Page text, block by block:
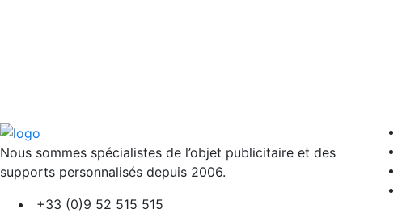
Nous sommes spécialistes de l’objet publicitaire et des
supports personnalisés depuis 2006.
+33 (0)9 52 515 515